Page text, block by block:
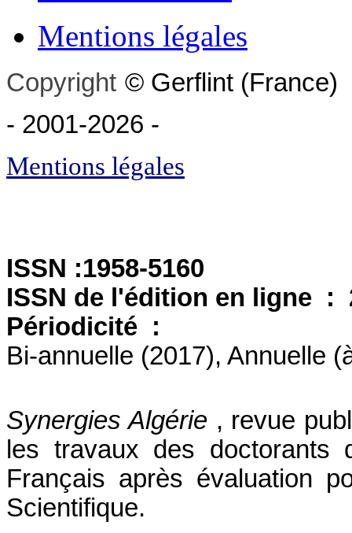
Mentions légales
Copyright © Gerflint (France)
- 2001-2026 -
Mentions légales
ISSN :1958-5160
ISSN de l'édition en ligne :
Périodicité :
Bi-annuelle (2017), Annuelle
Synergies Algérie , revue
les travaux des doctorants
Français après évaluation
Scientifique.